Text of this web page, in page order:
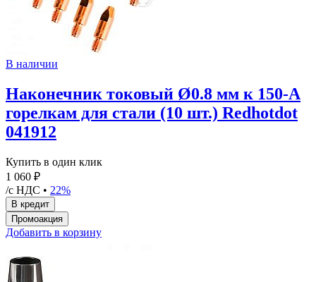
В наличии
Наконечник токовый Ø0.8 мм к 150-А
горелкам для стали (10 шт.) Redhotdot
041912
Купить в один клик
1 060 ₽
/с НДС • 22%
Добавить в корзину